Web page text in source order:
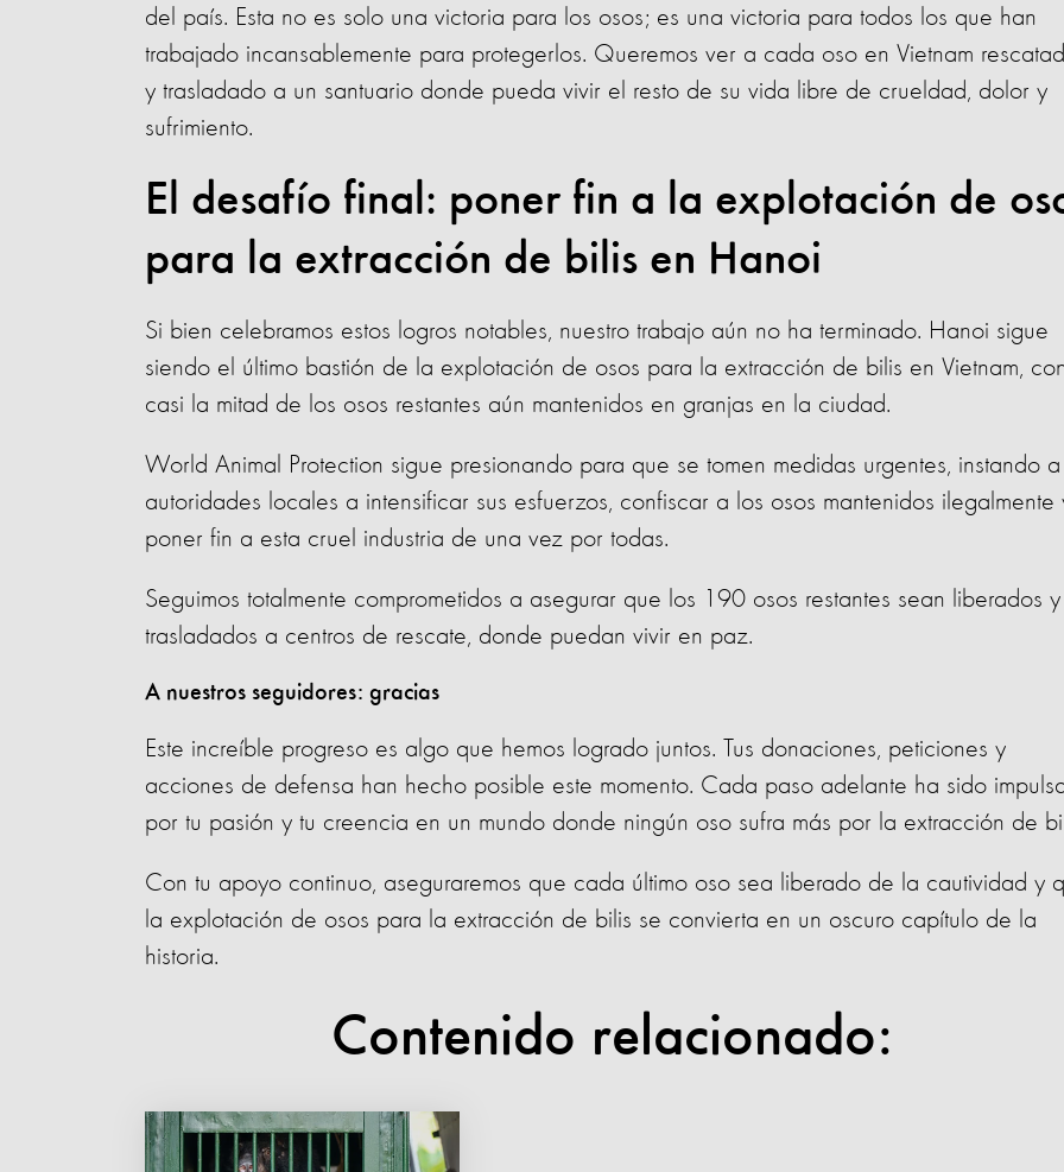
del país. Esta no es solo una victoria para los osos; es una victoria para todos los que han
trabajado incansablemente para protegerlos. Queremos ver a cada oso en Vietnam
y trasladado a un santuario donde pueda vivir el resto de su vida libre de crueldad, dolor y
sufrimiento.
El desafío final: poner fin a la explotación de
para la extracción de bilis en Hanoi
Si bien celebramos estos logros notables, nuestro trabajo aún no ha terminado. Hanoi sigue
siendo el último bastión de la explotación de osos para la extracción de bilis en Vietnam,
casi la mitad de los osos restantes aún mantenidos en granjas en la ciudad.
World Animal Protection sigue presionando para que se tomen medidas urgentes, instando
autoridades locales a intensificar sus esfuerzos, confiscar a los osos mantenidos ilegalmente
poner fin a esta cruel industria de una vez por todas.
Seguimos totalmente comprometidos a asegurar que los 190 osos restantes sean liberados y
trasladados a centros de rescate, donde puedan vivir en paz.
A nuestros seguidores: gracias
Este increíble progreso es algo que hemos logrado juntos. Tus donaciones, peticiones y
acciones de defensa han hecho posible este momento. Cada paso adelante ha sido
por tu pasión y tu creencia en un mundo donde ningún oso sufra más por la extracción de
Con tu apoyo continuo, aseguraremos que cada último oso sea liberado de la cautividad y
la explotación de osos para la extracción de bilis se convierta en un oscuro capítulo de la
historia.
Contenido relacionado: